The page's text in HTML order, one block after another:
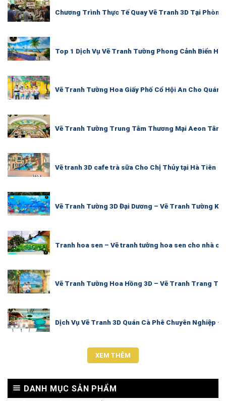
Chương Trình Thực Tế Quay Vẽ Tranh 3D Tại
Top 1 Dịch Vụ Vẽ Tranh Tường Phong Cảnh Biển Hồ
Vẽ Tranh Tường Hoa Giấy Phố Cổ Hội An Cho Quán
Vẽ Tranh Tường Trung Tâm Thương Mại Aeon Tân
Vẽ tranh 3D cafe trà sữa Cho Chị Thủy tại Hà Tiên
Vẽ Tranh Tường 3D Đại Dương – Vẽ Tranh Tường
Tranh hoa sen – Vẽ tranh tường hoa sen cho nhà
Vẽ Tranh Tường Hoa Hồng 3D – Vẽ Tranh Trang
Dịch Vụ Vẽ Tranh 3D Quán Cà Phê Chuyên Nghiệp
XEM THÊM
DANH MỤC SẢN PHẨM